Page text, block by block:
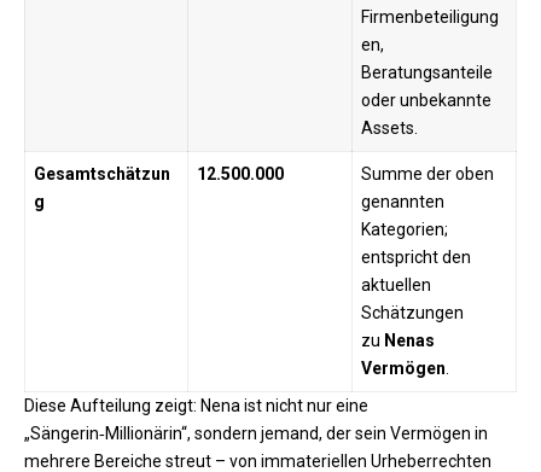
Firmenbeteiligung
en,
Beratungsanteile
oder unbekannte
Assets.
Gesamtschätzun
g
12.500.000
Summe der oben
genannten
Kategorien;
entspricht den
aktuellen
Schätzungen
zu Nenas
Vermögen
Diese Aufteilung zeigt: Nena ist nicht nur eine
„Sängerin‑Millionärin“, sondern jemand, der sein Vermögen in
mehrere Bereiche streut – von immateriellen Urheberrechten